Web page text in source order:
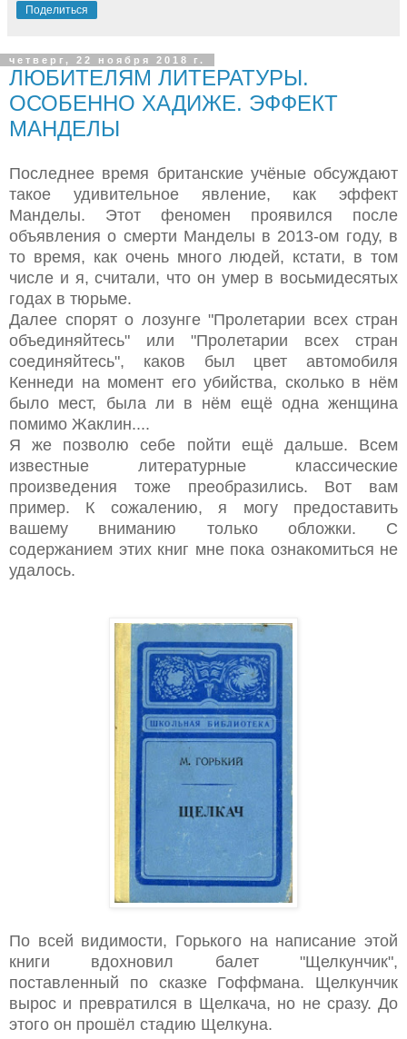
Поделиться
четверг, 22 ноября 2018 г.
ЛЮБИТЕЛЯМ ЛИТЕРАТУРЫ.
ОСОБЕННО ХАДИЖЕ. ЭФФЕКТ
МАНДЕЛЫ
Последнее время британские учёные обсуждают
такое удивительное явление, как эффект
Манделы. Этот феномен проявился после
объявления о смерти Манделы в 2013-ом году, в
то время, как очень много людей, кстати, в том
числе и я, считали, что он умер в восьмидесятых
годах в тюрьме.
Далее спорят о лозунге "Пролетарии всех стран
объединяйтесь" или "Пролетарии всех стран
соединяйтесь", каков был цвет автомобиля
Кеннеди на момент его убийства, сколько в нём
было мест, была ли в нём ещё одна женщина
помимо Жаклин....
Я же позволю себе пойти ещё дальше. Всем
известные литературные классические
произведения тоже преобразились. Вот вам
пример. К сожалению, я могу предоставить
вашему вниманию только обложки. С
содержанием этих книг мне пока ознакомиться не
удалось.
По всей видимости, Горького на написание этой
книги вдохновил балет "Щелкунчик",
поставленный по сказке Гоффмана. Щелкунчик
вырос и превратился в Щелкача, но не сразу. До
этого он прошёл стадию Щелкуна.